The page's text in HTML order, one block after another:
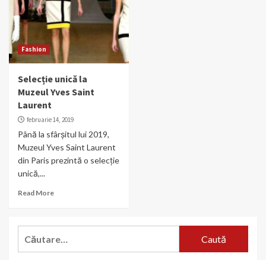
Fashion
Selecție unică la
Muzeul Yves Saint
Laurent
februarie 14, 2019
Până la sfârșitul lui 2019,
Muzeul Yves Saint Laurent
din Paris prezintă o selecție
unică,...
Read More